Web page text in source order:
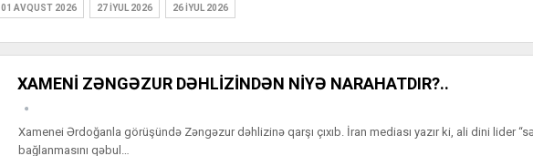
01 AVQUST 2026 27 İYUL 2026 26 İYUL 2026
XAMENİ ZƏNGƏZUR DƏHLİZİNDƏN NİYƏ NARAHATDIR?..
Xamenei Ərdoğanla görüşündə Zəngəzur dəhlizinə qarşı çıxıb. İran mediası yazır ki, ali dini lider
bağlanmasını qəbul…